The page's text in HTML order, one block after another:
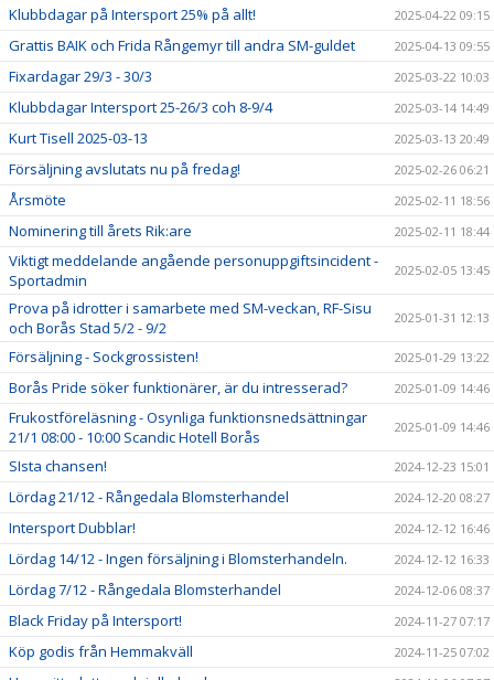
Klubbdagar på Intersport 25% på allt! 2025-04-22 09:15
Grattis BAIK och Frida Rångemyr till andra SM-guldet 2025-04-13 09:55
Fixardagar 29/3 - 30/3 2025-03-22 10:03
Klubbdagar Intersport 25-26/3 coh 8-9/4 2025-03-14 14:49
Kurt Tisell 2025-03-13 2025-03-13 20:49
Försäljning avslutats nu på fredag! 2025-02-26 06:21
Årsmöte 2025-02-11 18:56
Nominering till årets Rik:are 2025-02-11 18:44
Viktigt meddelande angående personuppgiftsincident -
Sportadmin
2025-02-05 13:45
Prova på idrotter i samarbete med SM-veckan, RF-Sisu
och Borås Stad 5/2 - 9/2
2025-01-31 12:13
Försäljning - Sockgrossisten! 2025-01-29 13:22
Borås Pride söker funktionärer, är du intresserad? 2025-01-09 14:46
Frukostföreläsning - Osynliga funktionsnedsättningar
21/1 08:00 - 10:00 Scandic Hotell Borås
2025-01-09 14:46
SIsta chansen! 2024-12-23 15:01
Lördag 21/12 - Rångedala Blomsterhandel 2024-12-20 08:27
Intersport Dubblar! 2024-12-12 16:46
Lördag 14/12 - Ingen försäljning i Blomsterhandeln. 2024-12-12 16:33
Lördag 7/12 - Rångedala Blomsterhandel 2024-12-06 08:37
Black Friday på Intersport! 2024-11-27 07:17
Köp godis från Hemmakväll 2024-11-25 07:02